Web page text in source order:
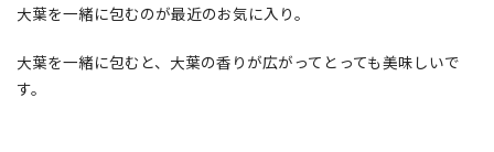
大葉を一緒に包むのが最近のお気に入り。
大葉を一緒に包むと、大葉の香りが広がってとっても美味しいで
す。